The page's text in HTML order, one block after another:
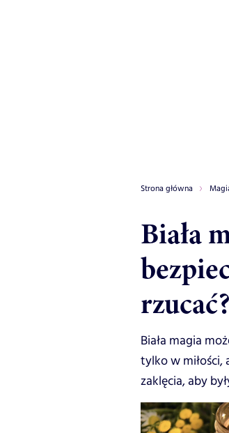
Strona główna
Biała
rzucać?
Biała magia
tylko w miłości,
zaklęcia, aby